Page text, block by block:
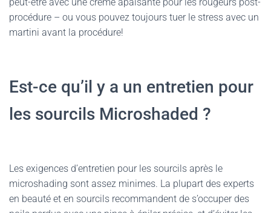
procédure – ou vous pouvez toujours tuer le stress avec un
martini avant la procédure!
Est-ce qu’il y a un entretien pour
les sourcils Microshaded ?
Les exigences d’entretien pour les sourcils après le
microshading sont assez minimes. La plupart des experts
en beauté et en sourcils recommandent de s’occuper des